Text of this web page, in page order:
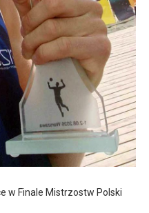
w Finale Mistrzostw Polski